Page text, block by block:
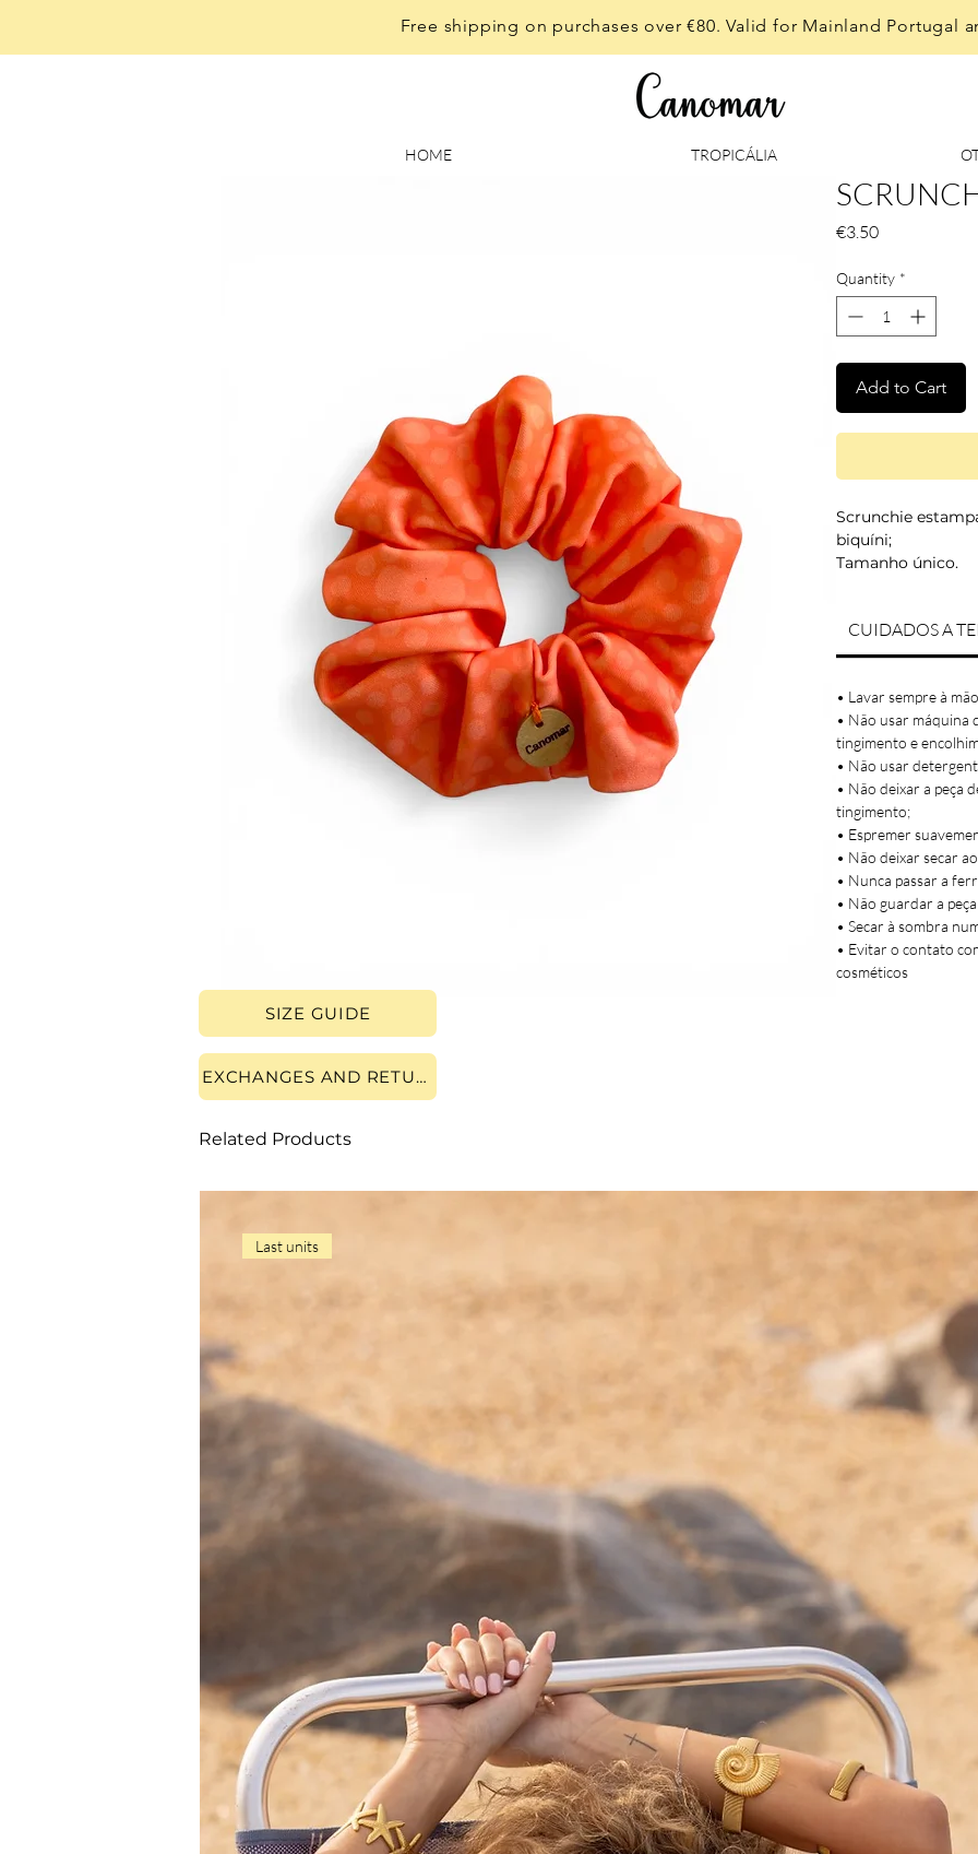
Free shipping on purchases over €80. Valid for Mainland Portugal
HOME TROPICÁLIA
€3.50Price
Quantity *
Add to Cart
Scrunchie
biquíni;
Tamanho único.
CUIDADOS A
• Lavar sempre à
• Não usar máquina
tingimento e
• Não usar
• Não deixar a peça
tingimento;
• Espremer
• Não deixar secar
• Nunca passar a
• Não guardar a
• Secar à sombra
• Evitar o contato
cosméticos
SIZE GUIDE
EXCHANGES AND RETURNS
Related Products
Last units